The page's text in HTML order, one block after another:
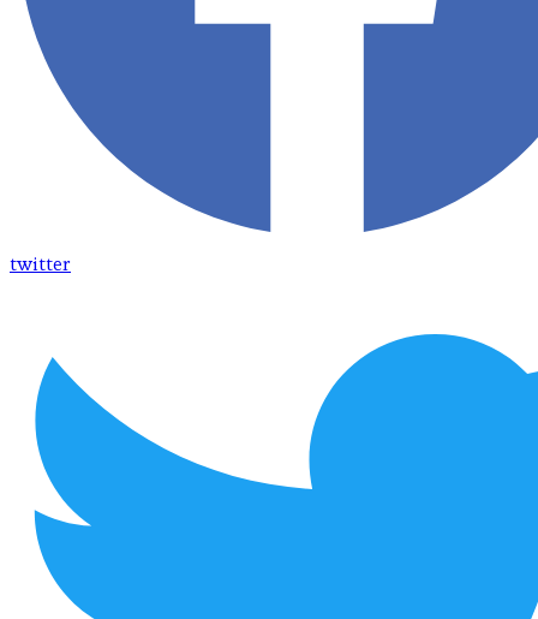
twitter